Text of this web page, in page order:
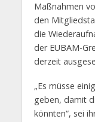
Maßnahmen
den
die
der EUBAM-
derzeit
„Es müsse
geben, damit
könnten“, sei